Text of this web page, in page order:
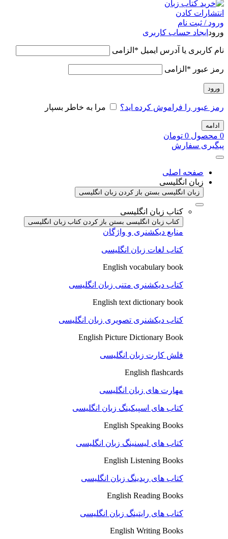
ورود / ثبت نام
ورود ایجاد حساب کاربری
نام کاربری یا آدرس ایمیل * الزامی
رمز عبور * الزامی
ورود
رمز عبور را فراموش کرده اید؟ مرا به خاطر بسپار
ادامه
0 محصول 0 تومان
پیگیری سفارش
صفحه اصلی
زبان انگلیسی
زبان انگلیسی بستن باز کردن زبان انگلیسی
کتاب زبان انگلیسی
کتاب زبان انگلیسی بستن باز کردن کتاب زبان انگلیسی
منابع دیکشنری و واژگان
کتاب لغات زبان انگلیسی
English vocabulary book
کتاب دیکشنری متنی زبان انگلیسی
English text dictionary book
کتاب دیکشنری تصویری زبان انگلیسی
English Picture Dictionary Book
فلش کارت زبان انگلیسی
English flashcards
مهارت های زبان انگلیسی
کتاب های اسپیکینگ زبان انگلیسی
English Speaking Books
کتاب های لیسنینگ زبان انگلیسی
English Listening Books
کتاب های ریدینگ زبان انگلیسی
English Reading Books
کتاب های رایتینگ زبان انگلیسی
English Writing Books